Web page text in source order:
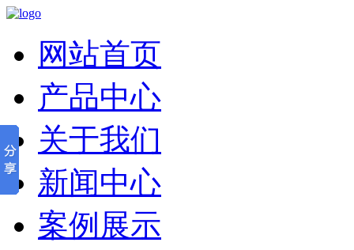
网站首页
产品中心
关于我们
新闻中心
案例展示